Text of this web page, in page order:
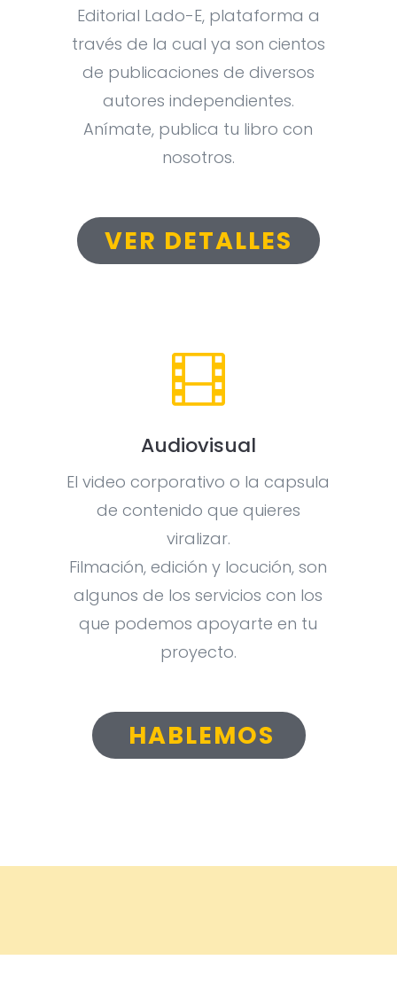
Editorial Lado-E, plataforma a
través de la cual ya son cientos
de publicaciones de diversos
autores independientes.
Anímate, publica tu libro con
nosotros.
VER DETALLES

Audiovisual
El video corporativo o la capsula
de contenido que quieres
viralizar.
Filmación, edición y locución, son
algunos de los servicios con los
que podemos apoyarte en tu
proyecto.
HABLEMOS